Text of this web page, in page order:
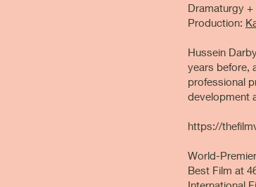
Dramaturgy
Production:
Hussein
years before,
professional
development
https://
World-
Best Film at